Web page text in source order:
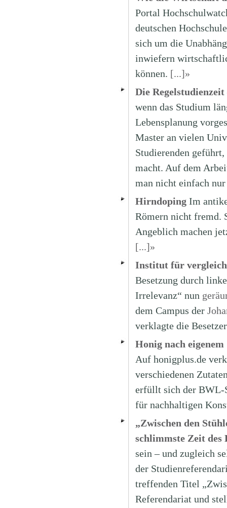
Portal
deutschen
sich um die
inwiefern
können. [...]»
Die
wenn das Studium
Lebensplanung
Master an vielen
Studierenden
macht. Auf dem
man nicht einfach
Hirndoping Im
Römern nicht fremd.
Angeblich machen
[...]»
Institut für
Besetzung durch
Irrelevanz“ nun
dem Campus der
verklagte die
Honig nach
Auf honigplus.de
verschiedenen
erfüllt sich der BWL-
für nachhaltigen
„Zwischen den
schlimmste Zeit des
sein – und zugleich
der
treffenden Titel
Referendariat und